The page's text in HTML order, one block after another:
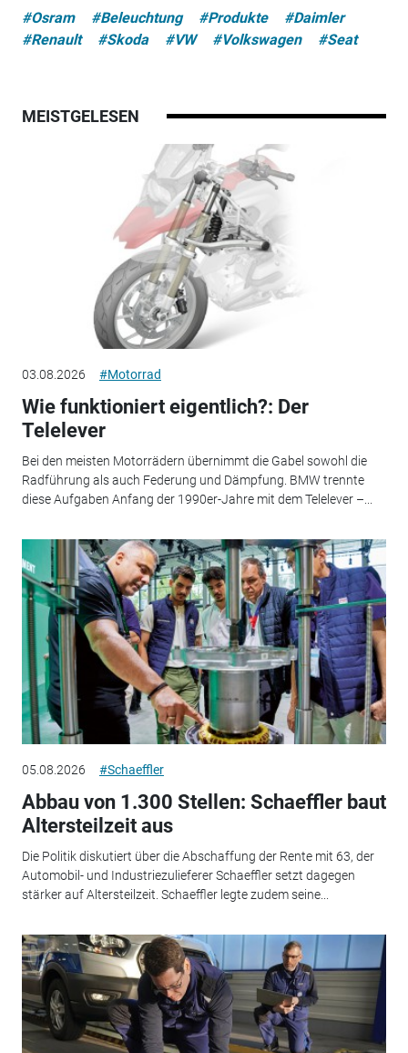
#Osram #Beleuchtung #Produkte
#Daimler
#Renault
#Skoda #VW #Volkswagen #Seat
MEISTGELESEN
03.08.2026 #Motorrad
Wie funktioniert eigentlich?: Der
Telelever
Bei den meisten Motorrädern übernimmt die Gabel sowohl die
Radführung als auch Federung und Dämpfung. BMW trennte
diese Aufgaben Anfang der 1990er-Jahre mit dem Telelever –...
05.08.2026 #Schaeffler
Abbau von 1.300 Stellen: Schaeffler baut
Altersteilzeit aus
Die Politik diskutiert über die Abschaffung der Rente mit 63, der
Automobil- und Industriezulieferer Schaeffler setzt dagegen
stärker auf Altersteilzeit. Schaeffler legte zudem seine...